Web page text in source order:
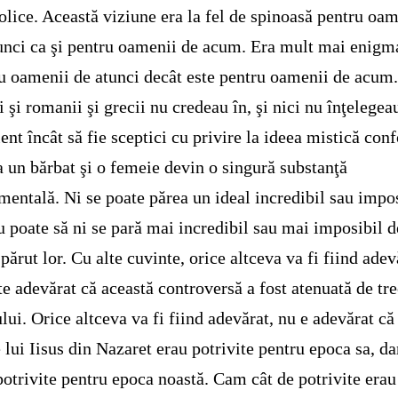
Această viziune era la fel de spinoasă pentru
ca şi pentru oamenii de acum. Era mult mai
oamenii de atunci decât este pentru oamenii de acum.
şi romanii şi grecii nu credeau în, şi nici nu
încât să fie sceptici cu privire la ideea mistică
un bărbat şi o femeie devin o singură substanţă
Ni se poate părea un ideal incredibil sau
poate să ni se pară mai incredibil sau mai imposibil
lor. Cu alte cuvinte, orice altceva va fi fiind
adevărat că această controversă a fost atenuată de
Orice altceva va fi fiind adevărat, nu e adevărat că
Iisus din Nazaret erau potrivite pentru epoca sa,
pentru epoca noastă. Cam cât de potrivite